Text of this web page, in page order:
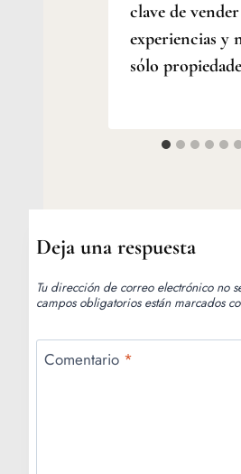
clave de vender
experiencias y
sólo
Samanez
Deja una respuesta
Tu dirección de correo electrónico no
campos obligatorios están marcados
Comentario *